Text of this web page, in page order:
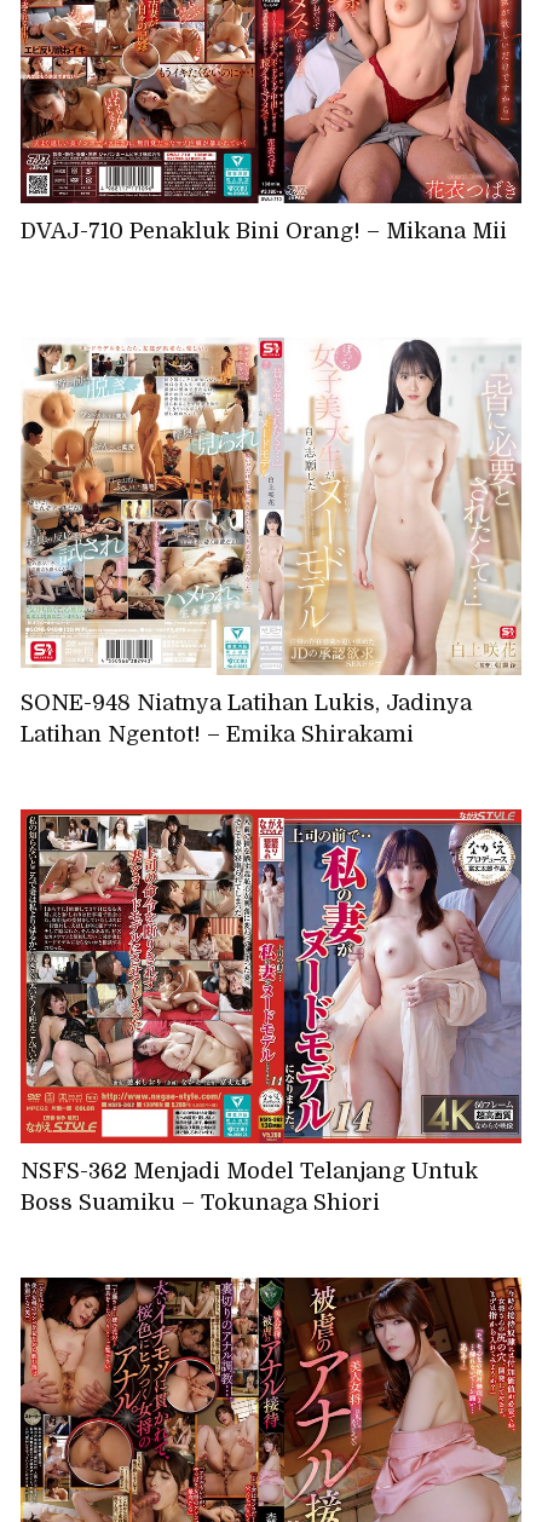
DVAJ-710 Penakluk Bini Orang! – Mikana Mii
SONE-948 Niatnya Latihan Lukis, Jadinya
Latihan Ngentot! – Emika Shirakami
NSFS-362 Menjadi Model Telanjang Untuk
Boss Suamiku – Tokunaga Shiori